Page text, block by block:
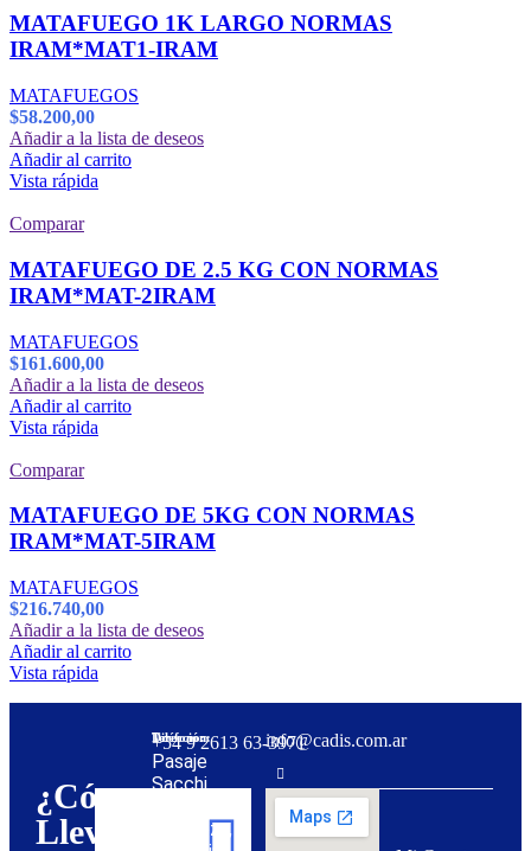
MATAFUEGO 1K LARGO NORMAS
IRAM*MAT1-IRAM
MATAFUEGOS
$58.200,00
Añadir a la lista de deseos
Añadir al carrito
Vista rápida
Comparar
MATAFUEGO DE 2.5 KG CON NORMAS
IRAM*MAT-2IRAM
MATAFUEGOS
$161.600,00
Añadir a la lista de deseos
Añadir al carrito
Vista rápida
Comparar
MATAFUEGO DE 5KG CON NORMAS
IRAM*MAT-5IRAM
MATAFUEGOS
$216.740,00
Añadir a la lista de deseos
Añadir al carrito
Vista rápida
¿Cómo
Llevar
Dirección:
Pasaje
Sacchi
Mendoza,
Teléfono:
‪+54 9 2613 63‑3971‬info@cadis.com.ar